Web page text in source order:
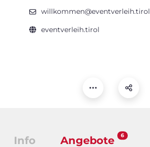
willkommen@eventverleih.tirol
eventverleih.tirol
Info Angebote 6